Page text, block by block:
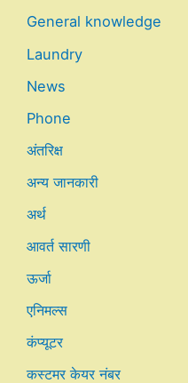
General knowledge
Laundry
News
Phone
अंतरिक्ष
अन्य जानकारी
अर्थ
आवर्त सारणी
ऊर्जा
एनिमल्स
कंप्यूटर
कस्टमर केयर नंबर